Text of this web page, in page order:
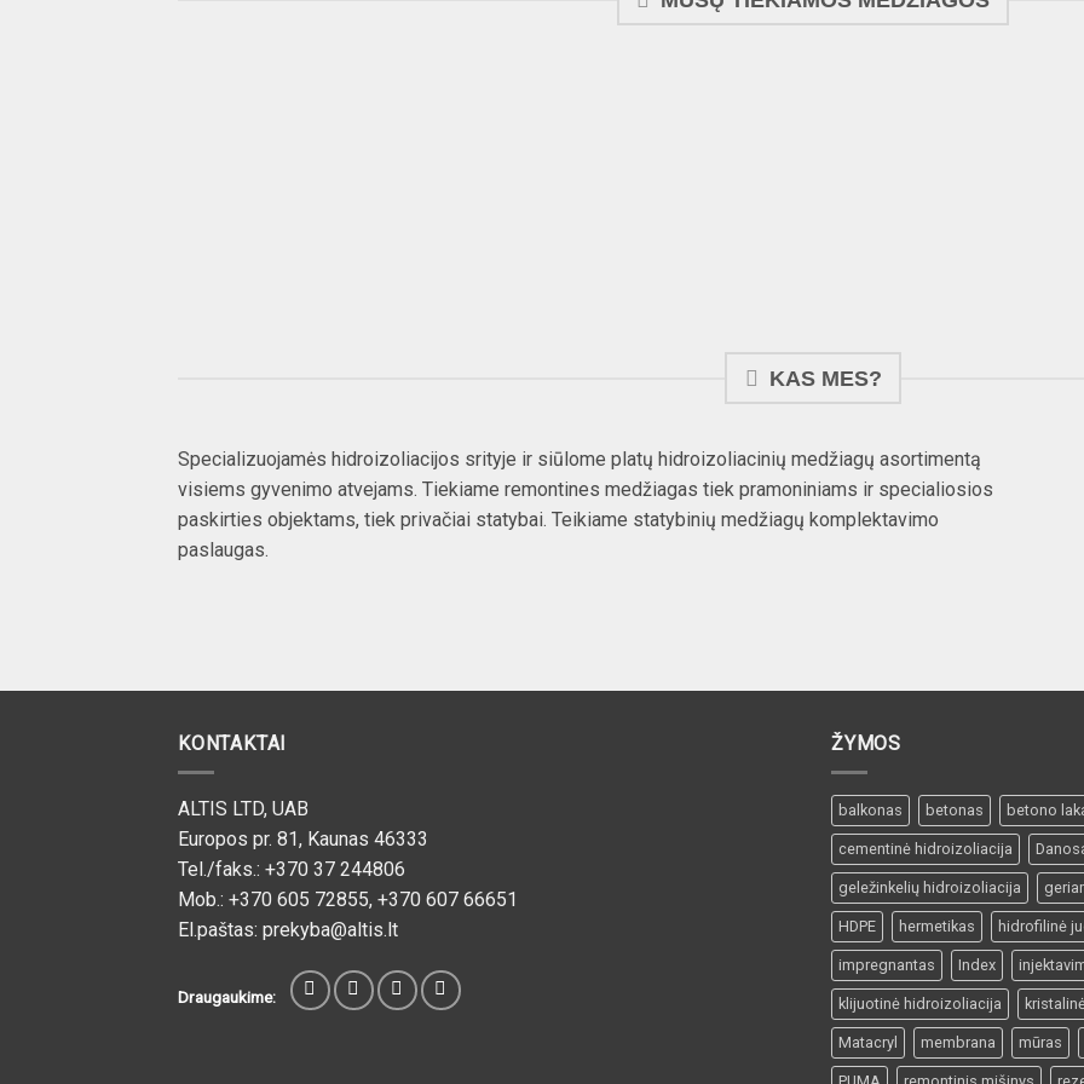
KAS MES?
Specializuojamės hidroizoliacijos srityje ir siūlome platų hidroizoliacinių medžiagų asortimentą
visiems gyvenimo atvejams. Tiekiame remontines medžiagas tiek pramoniniams ir specialiosios
paskirties objektams, tiek privačiai statybai. Teikiame statybinių medžiagų komplektavimo
paslaugas.
KONTAKTAI
ALTIS LTD, UAB
Europos pr. 81, Kaunas 46333
Tel./faks.: +370 37 244806
Mob.: +370 605 72855, +370 607 66651
El.paštas: prekyba@altis.lt
Draugaukime:
ŽYMOS
balkonas betonas betono
cementinė hidroizoliacija
geležinkelių hidroizoliacija
HDPE hermetikas hidrofilinė
impregnantas Index
klijuotinė hidroizoliacija
Matacryl membrana mūras